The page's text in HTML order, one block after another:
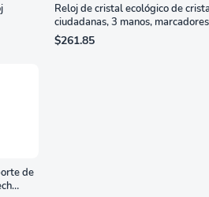
Reloj de cristal ecológico de
ciudadanas, 3 manos,
romanos, dial de nácar
$261.85
de